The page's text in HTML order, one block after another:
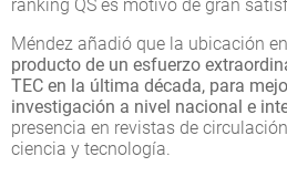
ranking QS es motivo de gran
Méndez añadió que la ubicación
producto de un esfuerzo
TEC en la última década, para
investigación a nivel nacional e
presencia en revistas de
ciencia y tecnología.